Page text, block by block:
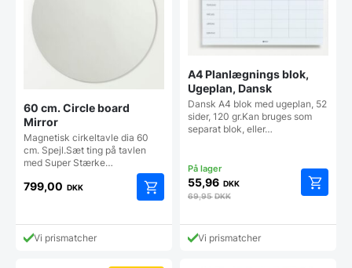
60 cm. Circle board
Mirror
Magnetisk cirkeltavle dia 60
cm. Spejl.Sæt ting på tavlen
med Super Stærke…
799,00 DKK
Vi prismatcher
A4 Planlægnings blok,
Ugeplan, Dansk
Dansk A4 blok med ugeplan, 52
sider, 120 gr.Kan bruges som
separat blok, eller…
55,96 DKK
69,95DKK
Vi prismatcher